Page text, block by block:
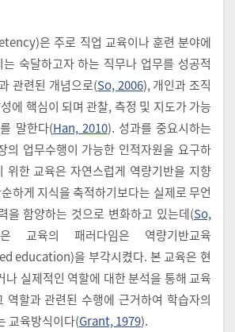
은 주로 직업 교육이나 훈련 분야에
숙달하고자 하는 직무나 업무를 성공적
관련된 개념으로(So, 2006), 개인과 조직
에 핵심이 되며 관찰, 측정 및 지도가 가능
말한다(Han, 2010). 성과를 중요시하는
의 업무수행이 가능한 인적자원을 요구하
위한 교육은 자연스럽게 역량기반을 지향
하게 지식을 축적하기보다는 실제로 무언
을 함양하는 것으로 변화하고 있는데(So,
교육의 패러다임은 역량기반교육
education)을 부각시켰다. 본 교육은 현
나 실제적인 역할에 대한 분석을 통해 교육
역할과 관련된 수행에 근거하여 학습자의
교육방식이다(Grant, 1979).